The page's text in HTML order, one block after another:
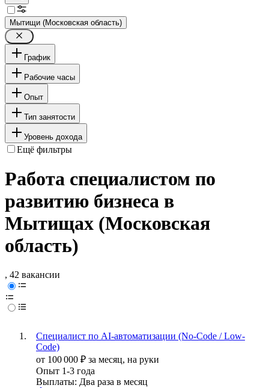
Мытищи (Московская область)
График
Рабочие часы
Опыт
Тип занятости
Уровень дохода
Ещё фильтры
Работа специалистом по
развитию бизнеса в
Мытищах (Московская
область)
, 42 вакансии
Специалист по AI-автоматизации (No-Code / Low-
Code)
от 100 000 ₽ за месяц, на руки
Опыт 1-3 года
Выплаты: Два раза в месяц